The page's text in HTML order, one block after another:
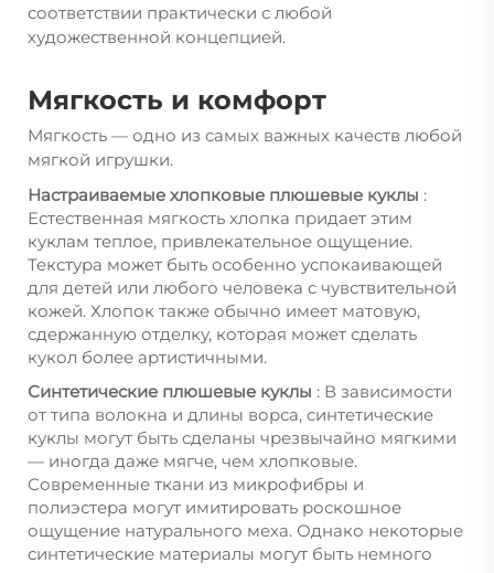
соответствии практически с любой
художественной концепцией.
Мягкость и комфорт
Мягкость — одно из самых важных качеств любой
мягкой игрушки.
Настраиваемые хлопковые плюшевые куклы :
Естественная мягкость хлопка придает этим
куклам теплое, привлекательное ощущение.
Текстура может быть особенно успокаивающей
для детей или любого человека с чувствительной
кожей. Хлопок также обычно имеет матовую,
сдержанную отделку, которая может сделать
кукол более артистичными.
Синтетические плюшевые куклы : В зависимости
от типа волокна и длины ворса, синтетические
куклы могут быть сделаны чрезвычайно мягкими
— иногда даже мягче, чем хлопковые.
Современные ткани из микрофибры и
полиэстера могут имитировать роскошное
ощущение натурального меха. Однако некоторые
синтетические материалы могут быть немного